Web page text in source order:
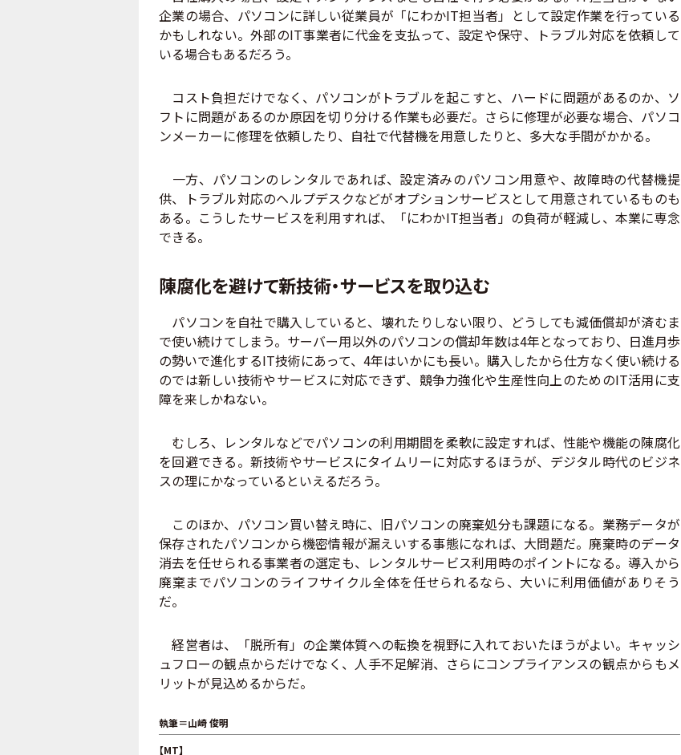
企業の場合、パソコンに詳しい従業員が「にわかIT担当者」として設定作業を行っている
かもしれない。外部のIT事業者に代金を支払って、設定や保守、トラブル対応を依頼して
いる場合もあるだろう。
コスト負担だけでなく、パソコンがトラブルを起こすと、ハードに問題があるのか、ソ
フトに問題があるのか原因を切り分ける作業も必要だ。さらに修理が必要な場合、パソコ
ンメーカーに修理を依頼したり、自社で代替機を用意したりと、多大な手間がかかる。
一方、パソコンのレンタルであれば、設定済みのパソコン用意や、故障時の代替機提
供、トラブル対応のヘルプデスクなどがオプションサービスとして用意されているものも
ある。こうしたサービスを利用すれば、「にわかIT担当者」の負荷が軽減し、本業に専念
できる。
陳腐化を避けて新技術・サービスを取り込む
パソコンを自社で購入していると、壊れたりしない限り、どうしても減価償却が済むま
で使い続けてしまう。サーバー用以外のパソコンの償却年数は4年となっており、日進月歩
の勢いで進化するIT技術にあって、4年はいかにも長い。購入したから仕方なく使い続ける
のでは新しい技術やサービスに対応できず、競争力強化や生産性向上のためのIT活用に支
障を来しかねない。
むしろ、レンタルなどでパソコンの利用期間を柔軟に設定すれば、性能や機能の陳腐化
を回避できる。新技術やサービスにタイムリーに対応するほうが、デジタル時代のビジネ
スの理にかなっているといえるだろう。
このほか、パソコン買い替え時に、旧パソコンの廃棄処分も課題になる。業務データが
保存されたパソコンから機密情報が漏えいする事態になれば、大問題だ。廃棄時のデータ
消去を任せられる事業者の選定も、レンタルサービス利用時のポイントになる。導入から
廃棄までパソコンのライフサイクル全体を任せられるなら、大いに利用価値がありそう
だ。
経営者は、「脱所有」の企業体質への転換を視野に入れておいたほうがよい。キャッシ
ュフローの観点からだけでなく、人手不足解消、さらにコンプライアンスの観点からもメ
リットが見込めるからだ。
執筆＝山崎 俊明
【MT】